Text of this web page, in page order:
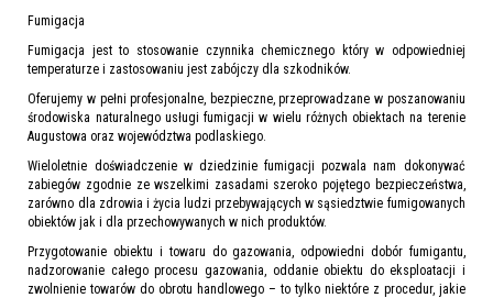
Fumigacja
Fumigacja jest to stosowanie czynnika chemicznego który w odpowiedniej
temperaturze i zastosowaniu jest zabójczy dla szkodników.
Oferujemy w pełni profesjonalne, bezpieczne, przeprowadzane w poszanowaniu
środowiska naturalnego usługi fumigacji w wielu różnych obiektach na terenie
Augustowa oraz województwa podlaskiego.
Wieloletnie doświadczenie w dziedzinie fumigacji pozwala nam dokonywać
zabiegów zgodnie ze wszelkimi zasadami szeroko pojętego bezpieczeństwa,
zarówno dla zdrowia i życia ludzi przebywających w sąsiedztwie fumigowanych
obiektów jak i dla przechowywanych w nich produktów.
Przygotowanie obiektu i towaru do gazowania, odpowiedni dobór fumigantu,
nadzorowanie całego procesu gazowania, oddanie obiektu do eksploatacji i
zwolnienie towarów do obrotu handlowego – to tylko niektóre z procedur, jakie